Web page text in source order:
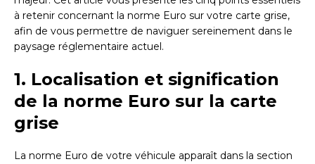
à retenir concernant la norme Euro sur votre carte grise,
afin de vous permettre de naviguer sereinement dans le
paysage réglementaire actuel.
1. Localisation et signification
de la norme Euro sur la carte
grise
La norme Euro de votre véhicule apparaît dans la section